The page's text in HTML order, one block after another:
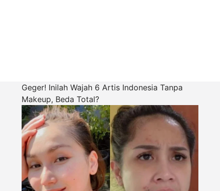
Geger! Inilah Wajah 6 Artis Indonesia Tanpa
Makeup, Beda Total?